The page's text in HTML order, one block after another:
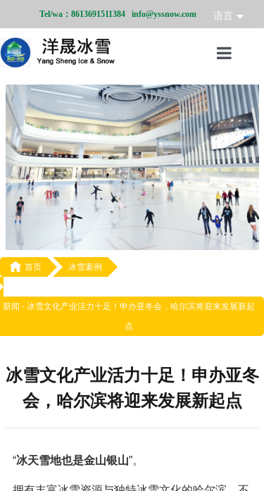
Tel/wa：8613691511384 info@yssnow.com 语言
首页
冰雪产品
冰雪业务
冰雪案例
冰雪新闻
关于我们
 首页 冰雪案例
新闻 - 冰雪文化产业活力十足！申办亚冬会，哈尔滨将迎来发展新起
点
冰雪文化产业活力十足！申办亚冬
会，哈尔滨将迎来发展新起点
“冰天雪地也是金山银山”。